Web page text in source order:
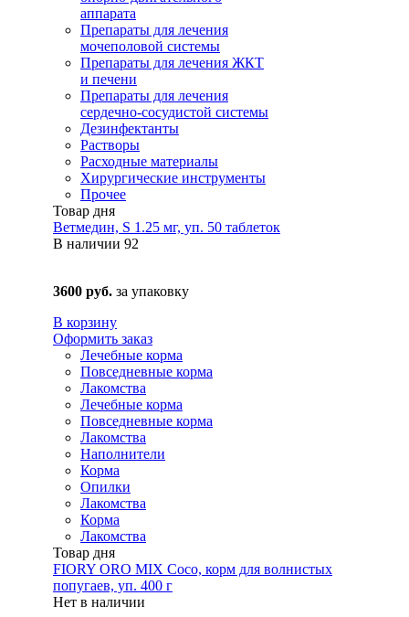
аппарата
Препараты для лечения
мочеполовой системы
Препараты для лечения ЖКТ
и печени
Препараты для лечения
сердечно-сосудистой системы
Дезинфектанты
Растворы
Расходные материалы
Хирургические инструменты
Прочее
Товар дня
Ветмедин, S 1.25 мг, уп. 50 таблеток
В наличии 92
3600 руб. за упаковку
В корзину
Оформить заказ
Лечебные корма
Повседневные корма
Лакомства
Лечебные корма
Повседневные корма
Лакомства
Наполнители
Корма
Опилки
Лакомства
Корма
Лакомства
Товар дня
FIORY ORO MIX Coco, корм для волнистых
попугаев, уп. 400 г
Нет в наличии